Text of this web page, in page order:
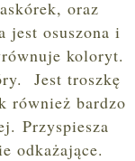
oraz
jest osuszona i
koloryt.
Jest troszkę
również bardzo
Przyspiesza
odkażające.